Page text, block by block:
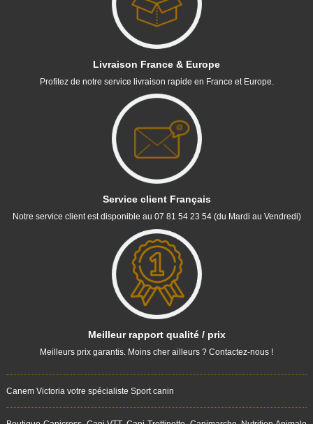
Livraison France & Europe
Profitez de notre service livraison rapide en France et Europe.
Service client Français
Notre service client est disponible au 07 81 54 23 54 (du Mardi au Vendredi)
Meilleur rapport qualité / prix
Meilleurs prix garantis. Moins cher ailleurs ? Contactez-nous !
Canem Victoria votre spécialiste Sport canin